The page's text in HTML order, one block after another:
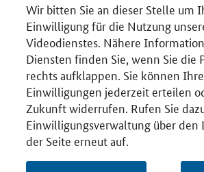
Wir bitten Sie an dieser Stelle um
Einwilligung für die Nutzung
Videodienstes. Nähere
Diensten finden Sie, wenn Sie die
rechts aufklappen. Sie können Ihre
Einwilligungen jederzeit erteilen
Zukunft widerrufen. Rufen Sie
Einwilligungsverwaltung über den
der Seite erneut auf.